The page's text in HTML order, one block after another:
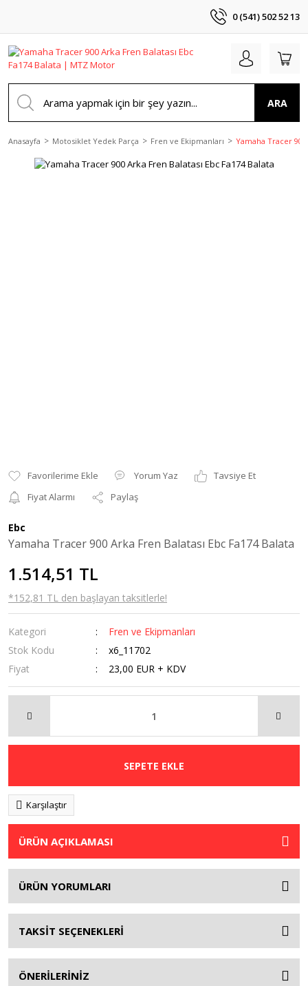
0 (541) 502 52 13
ARA
Anasayfa Motosiklet Yedek Parça Fren ve Ekipmanları Yamaha Tracer 900
Yorum Yaz
Tavsiye Et
Fiyat Alarmı
Paylaş
Ebc
Yamaha Tracer 900 Arka Fren Balatası Ebc Fa174 Balata
1.514,51 TL
*152,81 TL den başlayan taksitlerle!
Kategori
Fren ve Ekipmanları
Stok Kodu
x6_11702
Fiyat
23,00 EUR + KDV
SEPETE EKLE
Karşılaştır
ÜRÜN AÇIKLAMASI
ÜRÜN YORUMLARI
TAKSİT SEÇENEKLERİ
ÖNERİLERİNİZ